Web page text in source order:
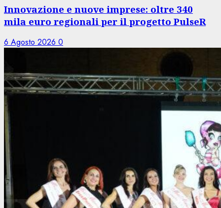
Innovazione e nuove imprese: oltre 340
mila euro regionali per il progetto PulseR
6 Agosto 2026 0